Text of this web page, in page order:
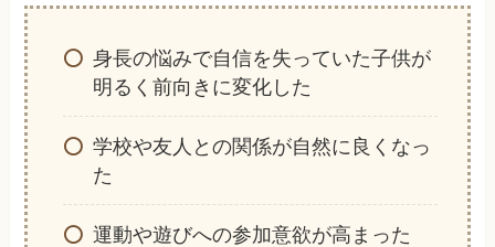
身長の悩みで自信を失っていた子供が
明るく前向きに変化した
学校や友人との関係が自然に良くなっ
た
運動や遊びへの参加意欲が高まった